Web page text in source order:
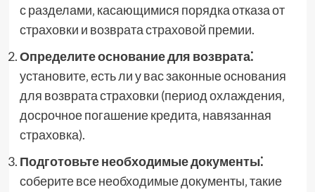
с разделами‚ касающимися порядка отказа от
страховки и возврата страховой премии.
Определите основание для возврата⁚
установите‚ есть ли у вас законные основания
для возврата страховки (период охлаждения‚
досрочное погашение кредита‚ навязанная
страховка).
Подготовьте необходимые документы⁚
соберите все необходимые документы‚ такие